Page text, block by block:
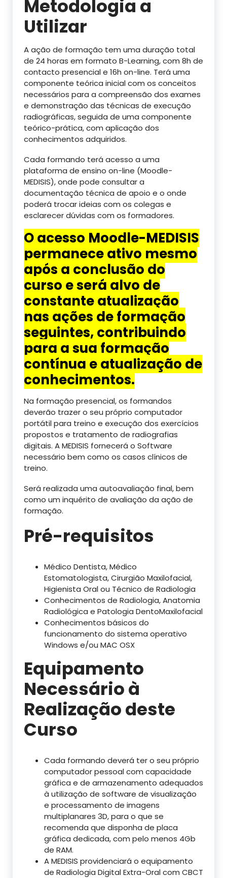
Metodologia a
Utilizar
A ação de formação tem uma duração total
de 24 horas em formato B-Learning, com 8h de
contacto presencial e 16h on-line. Terá uma
componente teórica inicial com os conceitos
necessários para a compreensão dos exames
e demonstração das técnicas de execução
radiográficas, seguida de uma componente
teórico-prática, com aplicação dos
conhecimentos adquiridos.
Cada formando terá acesso a uma
plataforma de ensino on-line (Moodle-
MEDISIS), onde pode consultar a
documentação técnica de apoio e o onde
poderá trocar ideias com os colegas e
esclarecer dúvidas com os formadores.
O acesso Moodle-MEDISIS
permanece ativo mesmo
após a conclusão do
curso e será alvo de
constante atualização
nas ações de formação
seguintes, contribuindo
para a sua formação
contínua e atualização de
conhecimentos.
Na formação presencial, os formandos
deverão trazer o seu próprio computador
portátil para treino e execução dos exercícios
propostos e tratamento de radiografias
digitais. A MEDISIS fornecerá o Software
necessário bem como os casos clínicos de
treino.
Será realizada uma autoavaliação final, bem
como um inquérito de avaliação da ação de
formação.
Pré-requisitos
Médico Dentista, Médico
Estomatologista, Cirurgião Maxilofacial,
Higienista Oral ou Técnico de Radiologia
Conhecimentos de Radiologia, Anatomia
Radiológica e Patologia DentoMaxilofacial
Conhecimentos básicos do
funcionamento do sistema operativo
Windows e/ou MAC OSX
Equipamento
Necessário à
Realização deste
Curso
Cada formando deverá ter o seu próprio
computador pessoal com capacidade
gráfica e de armazenamento adequados
à utilização de software de visualização
e processamento de imagens
multiplanares 3D, para o que se
recomenda que disponha de placa
gráfica dedicada, com pelo menos 4Gb
de RAM.
A MEDISIS providenciará o equipamento
de Radiologia Digital Extra-Oral com CBCT